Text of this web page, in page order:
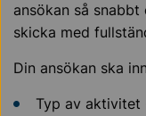
ansökan så
skicka med
Din ansökan ska
Typ av aktivitet